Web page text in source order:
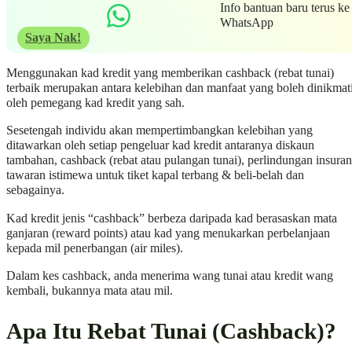
Info bantuan baru terus ke
WhatsApp
Saya Nak!
Menggunakan kad kredit yang memberikan cashback (rebat tunai)
terbaik merupakan antara kelebihan dan manfaat yang boleh
oleh pemegang kad kredit yang sah.
Sesetengah individu akan mempertimbangkan kelebihan yang
ditawarkan oleh setiap pengeluar kad kredit antaranya diskaun
tambahan, cashback (rebat atau pulangan tunai), perlindungan
tawaran istimewa untuk tiket kapal terbang & beli-belah dan
sebagainya.
Kad kredit jenis “cashback” berbeza daripada kad berasaskan mata
ganjaran (reward points) atau kad yang menukarkan perbelanjaan
kepada mil penerbangan (air miles).
Dalam kes cashback, anda menerima wang tunai atau kredit wang
kembali, bukannya mata atau mil.
Apa Itu Rebat Tunai (Cashback)?